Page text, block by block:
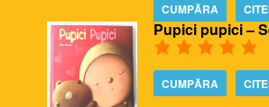
CUMPĂRA
Pupici pupici –
CUMPĂRA